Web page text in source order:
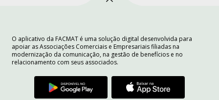
O aplicativo da FACMAT é uma solução digital desenvolvida para
apoiar as Associações Comerciais e Empresariais filiadas na
modernização da comunicação, na gestão de benefícios e no
relacionamento com seus associados.